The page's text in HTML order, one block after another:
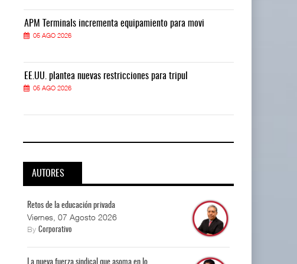
APM Terminals incrementa equipamiento para movi
05 AGO 2026
EE.UU. plantea nuevas restricciones para tripul
05 AGO 2026
AUTORES
Retos de la educación privada
Viernes, 07 Agosto 2026
ByCorporativo
La nueva fuerza sindical que asoma en lo...